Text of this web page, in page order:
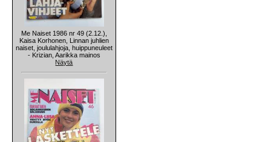
Me Naiset 1986 nr 49 (2.12.),
Kaisa Korhonen, Linnan juhlien
naiset, joululahjoja, huippuneuleet
- Krizian, Aarikka mainos
Näytä